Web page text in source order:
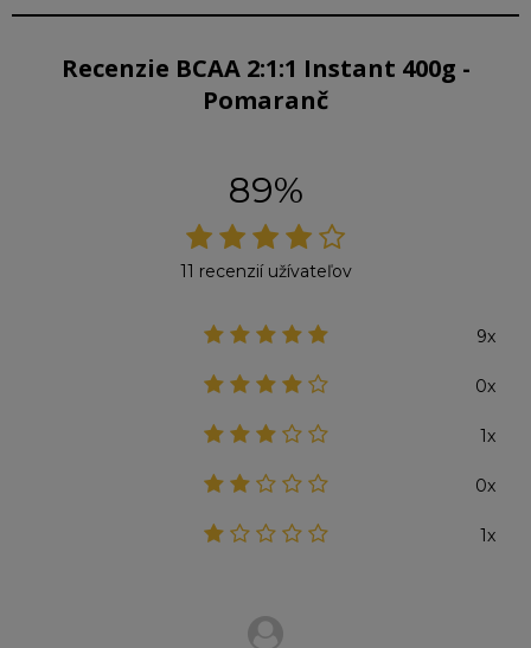
Recenzie BCAA 2:1:1 Instant 400g -
Pomaranč
89%
11 recenzií užívateľov
9x
0x
1x
0x
1x